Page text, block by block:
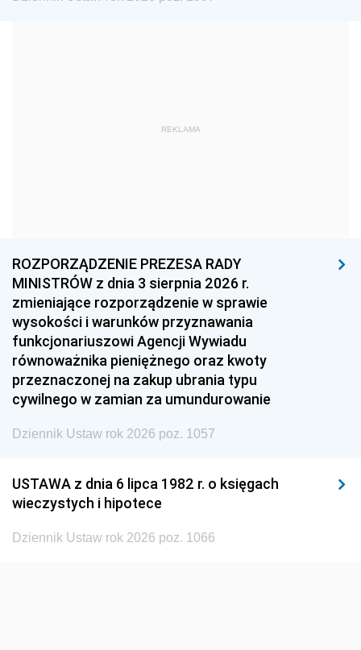
1957 1956
1954 1953
1951 1950
1948 1947
1945 1944 1939
1938 1937 1936
1935 1934
1929 1928 1927
REKLAMA
ROZPORZĄDZENIE PREZESA RADY
MINISTRÓW z dnia 3 sierpnia 2026 r.
zmieniające rozporządzenie w sprawie
wysokości i warunków przyznawania
funkcjonariuszowi Agencji Wywiadu
równoważnika pieniężnego oraz kwoty
przeznaczonej na zakup ubrania typu
cywilnego w zamian za umundurowanie
Dziennik Ustaw rok 2026 poz. 1057
USTAWA z dnia 6 lipca 1982 r. o księgach
wieczystych i hipotece
Dziennik Ustaw rok 2026 poz. 1066